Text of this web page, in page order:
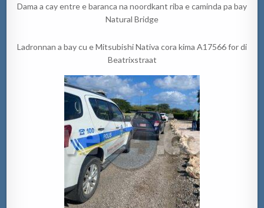
Dama a cay entre e baranca na noordkant riba e caminda pa bay
Natural Bridge
Ladronnan a bay cu e Mitsubishi Nativa cora kima A17566 for di
Beatrixstraat